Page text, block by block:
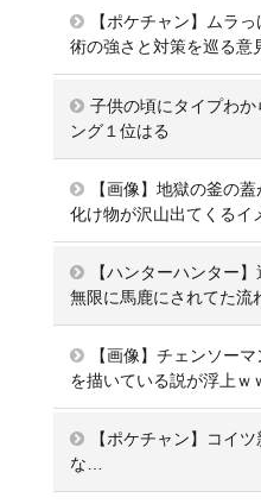
【ポケチャン】ムラ
術の強さと対策を巡る意
子供の頃にタイプわ
ング１位はる
【画像】地獄の釜の
化け物が沢山出てくるイ
【ハンターハンター
無限に馬鹿にされてた流
【画像】チェンソー
を描いている説が浮上ｗ
【ポケチャン】コイ
な…